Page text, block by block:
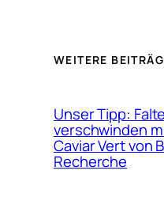
WEITERE
Unser Tipp:
verschwinden
Caviar Vert von
Recherche